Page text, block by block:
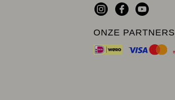
ONZE PARTNERS